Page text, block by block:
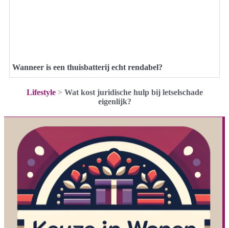
Wanneer is een thuisbatterij echt rendabel?
Lifestyle> Wat kost juridische hulp bij letselschade
eigenlijk?